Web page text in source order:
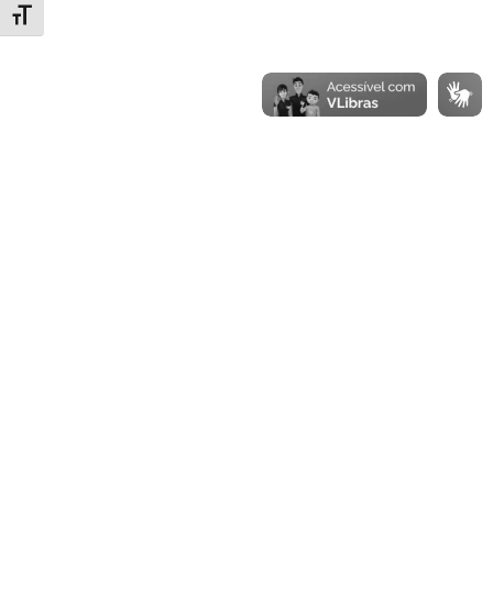
Alternar tamanho da fonte